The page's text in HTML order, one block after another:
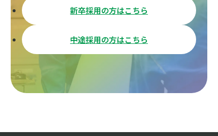
新卒採用の方はこちら
中途採用の方はこちら